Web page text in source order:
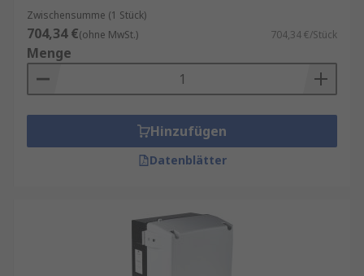
Zwischensumme (1 Stück)
704,34 €(ohne MwSt.) 704,34 €/Stück
Menge
Hinzufügen
Datenblätter